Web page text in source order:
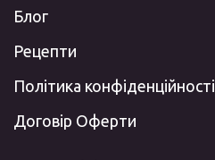
Блог
Рецепти
Політика конфіденційності
Договір Оферти